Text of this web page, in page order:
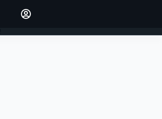
INICIAR SESIÓN